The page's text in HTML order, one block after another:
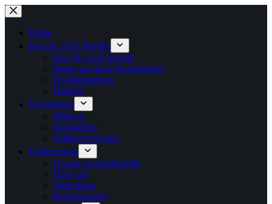
Zum
Inhalt
springenHome
Das OCAOF Projekt
Das OCAOF Projekt
Neues aus dem Projektgebiet
Projektstandorte
Historie
Projektziele
Bildung
Gesundheit
Selbstversorgung
Förderverein
Unsere Geschäftsstelle
Über uns
Aktivitäten
Beitragsarchiv